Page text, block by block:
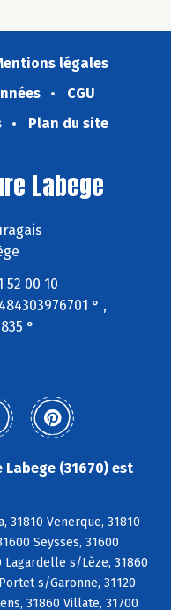
légales
CGU
Plan du site
Labege
52 00 10
° ,
°
(31670) est
31810 Venerque, 31810
Seysses, 31600
Lagardelle s/Lèze, 31860
s/Garonne, 31120
31860 Villate, 31700